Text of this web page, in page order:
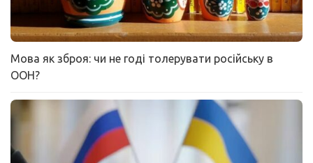
Мова як зброя: чи не годі толерувати російську в
ООН?